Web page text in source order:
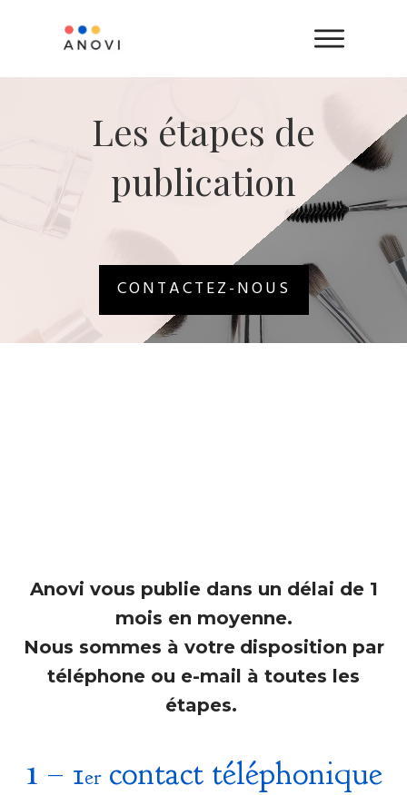
ACCUEIL
QUESTIONS
FRÉQUENTES
ÉTAPES DE
PUBLICATION
PROPOS
CONTACT
ENVOYEZ
​Les étapes de
publication
CONTACTEZ-NOUS
Anovi vous publie dans un délai de 1
mois en moyenne.
Nous sommes à votre disposition par
téléphone ou e-mail à toutes les
étapes.
1 – 1ercontact téléphonique